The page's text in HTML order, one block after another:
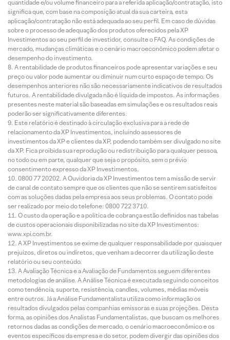
quantidade e/ou volume financeiro para a referida aplicação/contratação, isto
significa que, com base na composição atual da sua carteira, esta
aplicação/contratação não está adequada ao seu perfil. Em caso de dúvidas
sobre o processo de adequação dos produtos oferecidos pela XP
Investimentos ao seu perfil de investidor, consulte o FAQ. As condições de
mercado, mudanças climáticas e o cenário macroeconômico podem afetar o
desempenho do investimento.
A rentabilidade de produtos financeiros pode apresentar variações e seu
preço ou valor pode aumentar ou diminuir num curto espaço de tempo. Os
desempenhos anteriores não são necessariamente indicativos de resultados
futuros. A rentabilidade divulgada não é líquida de impostos. As informações
presentes neste material são baseadas em simulações e os resultados reais
poderão ser significativamente diferentes.
Este relatório é destinado à circulação exclusiva para a rede de
relacionamento da XP Investimentos, incluindo assessores de
investimentos da XP e clientes da XP, podendo também ser divulgado no site
da XP. Fica proibida sua reprodução ou redistribuição para qualquer pessoa,
no todo ou em parte, qualquer que seja o propósito, sem o prévio
consentimento expresso da XP Investimentos.
0800 77 20202. A Ouvidoria da XP Investimentos tem a missão de servir
de canal de contato sempre que os clientes que não se sentirem satisfeitos
com as soluções dadas pela empresa aos seus problemas. O contato pode
ser realizado por meio do telefone: 0800 722 3710.
O custo da operação e a política de cobrança estão definidos nas tabelas
de custos operacionais disponibilizadas no site da XP Investimentos:
www.xpi.com.br.
A XP Investimentos se exime de qualquer responsabilidade por quaisquer
prejuízos, diretos ou indiretos, que venham a decorrer da utilização deste
relatório ou seu conteúdo.
A Avaliação Técnica e a Avaliação de Fundamentos seguem diferentes
metodologias de análise. A Análise Técnica é executada seguindo conceitos
como tendência, suporte, resistência, candles, volumes, médias móveis
entre outros. Já a Análise Fundamentalista utiliza como informação os
resultados divulgados pelas companhias emissoras e suas projeções. Desta
forma, as opiniões dos Analistas Fundamentalistas, que buscam os melhores
retornos dadas as condições de mercado, o cenário macroeconômico e os
eventos específicos da empresa e do setor, podem divergir das opiniões dos